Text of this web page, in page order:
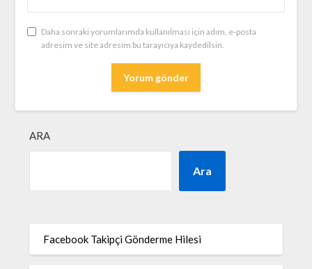
Daha sonraki yorumlarımda kullanılması için adım, e-posta
adresim ve site adresim bu tarayıcıya kaydedilsin.
ARA
Ara
Facebook Takipçi Gönderme Hilesi